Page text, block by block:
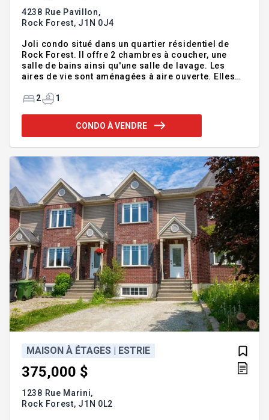
4238 Rue Pavillon,
Rock Forest, J1N 0J4
Joli condo situé dans un quartier résidentiel de
Rock Forest. Il offre 2 chambres à coucher, une
salle de bains ainsi qu'une salle de lavage. Les
aires de vie sont aménagées à aire ouverte. Elles
cuisine avec un comptoir-lunch, un dosseret de
à manger munie de portes-jardin qui donnent sur le
balcon avant. Galerie couverte à l'avant, rangement
Abri d'auto de 18,10 X 11,3 pi. Galerie couv
2 1
CONDO À VENDRE
MAISON À ÉTAGES | ESTRIE
375,000 $
1238 Rue Marini,
Rock Forest, J1N 0L2